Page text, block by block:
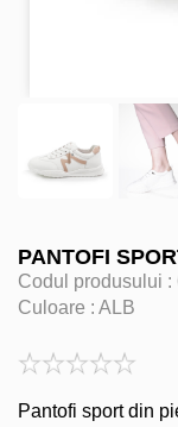
PANTOFI
Codul produsului :
Culoare : ALB
Pantofi sport din